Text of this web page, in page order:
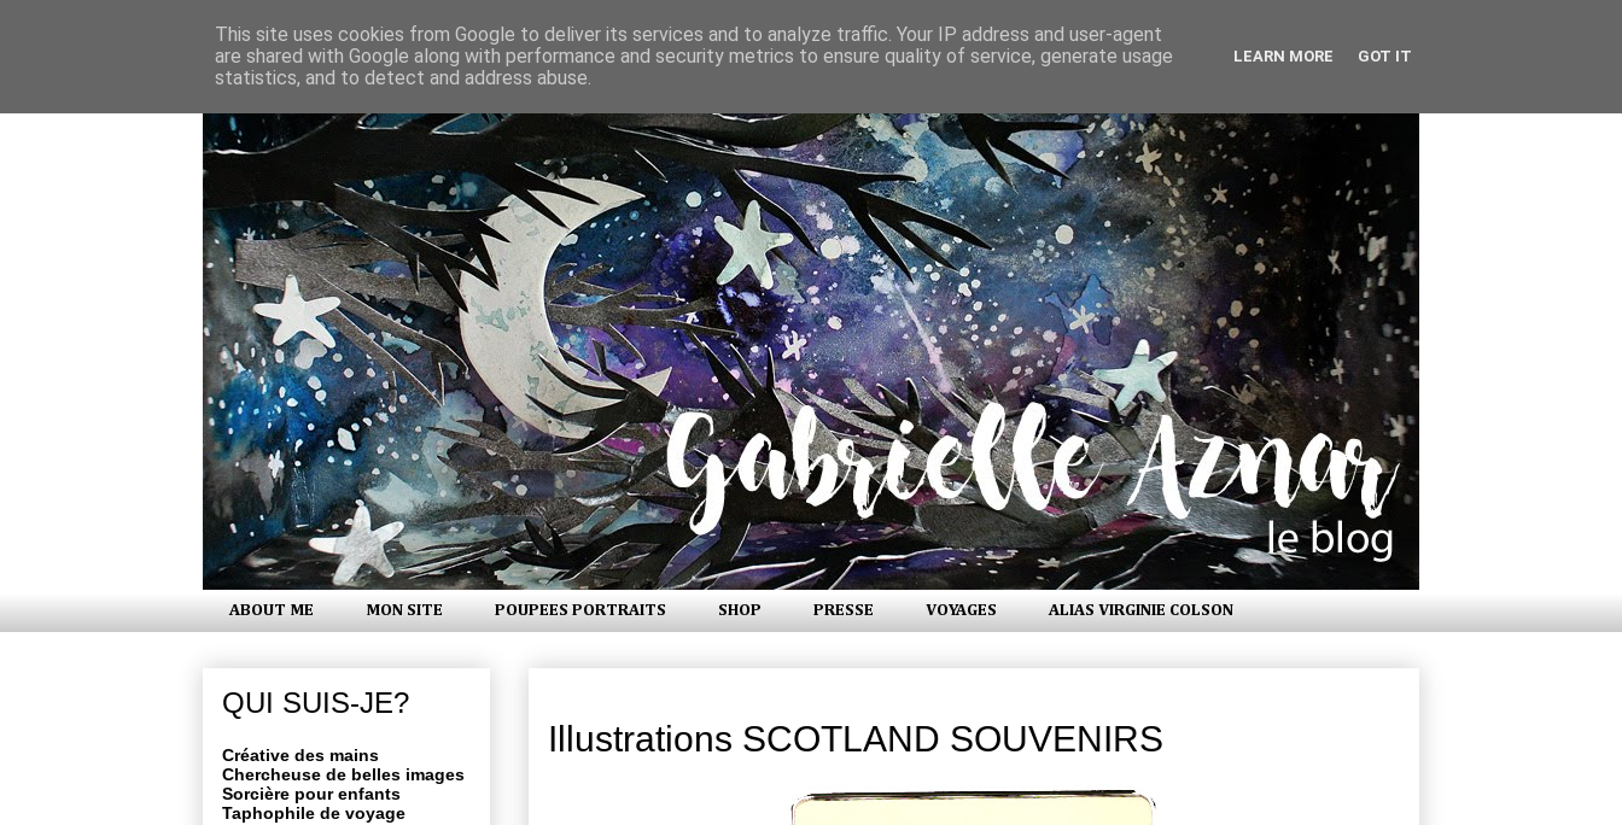
ABOUT ME MON SITE POUPEES PORTRAITS SHOP PRESSE VOYAGES ALIAS VIRGINIE COLSON
Illustrations SCOTLAND SOUVENIRS
QUI SUIS-JE?
Créative des mains
Chercheuse de belles images
Sorcière pour enfants
Taphophile de voyage
This site uses cookies from Google to deliver its services and to analyze traffic. Your IP address and user-agent
are shared with Google along with performance and security metrics to ensure quality of service, generate usage
statistics, and to detect and address abuse.
LEARN MORE GOT IT